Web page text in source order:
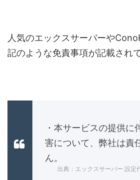
人気のエックスサーバーや
記のような免責事項が記載され
・本サービスの提供に
害について、弊社は責
ん。
出典：エックスサーバー 設定